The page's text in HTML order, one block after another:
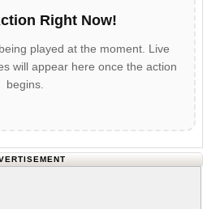
Right Now!
played at the moment. Live
will appear here once the action
begins.